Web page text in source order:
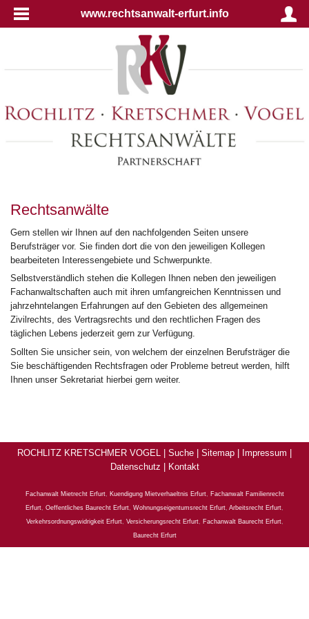
www.rechtsanwalt-erfurt.info
Rechtsanwälte
Gern stellen wir Ihnen auf den nachfolgenden Seiten unsere
Berufsträger vor. Sie finden dort die von den jeweiligen Kollegen
bearbeiteten Interessengebiete und Schwerpunkte.
Selbstverständlich stehen die Kollegen Ihnen neben den jeweiligen
Fachanwaltschaften auch mit ihren umfangreichen Kenntnissen und
jahrzehntelangen Erfahrungen auf den Gebieten des allgemeinen
Zivilrechts, des Vertragsrechts und den rechtlichen Fragen des
täglichen Lebens jederzeit gern zur Verfügung.
Sollten Sie unsicher sein, von welchem der einzelnen Berufsträger die
Sie beschäftigenden Rechtsfragen oder Probleme betreut werden, hilft
Ihnen unser Sekretariat hierbei gern weiter.
ROCHLITZ KRETSCHMER VOGEL | Suche Sitemap Impressum
Datenschutz
Kontakt
Fachanwalt Mietrecht Erfurt, Kuendigung Mietverhaeltnis Erfurt, Fachanwalt Familienrecht
Erfurt, Oeffentliches Baurecht Erfurt, Wohnungseigentumsrecht Erfurt, Arbeitsrecht Erfurt,
Verkehrsordnungswidrigkeit Erfurt, Versicherungsrecht Erfurt, Fachanwalt Baurecht Erfurt,
Baurecht Erfurt